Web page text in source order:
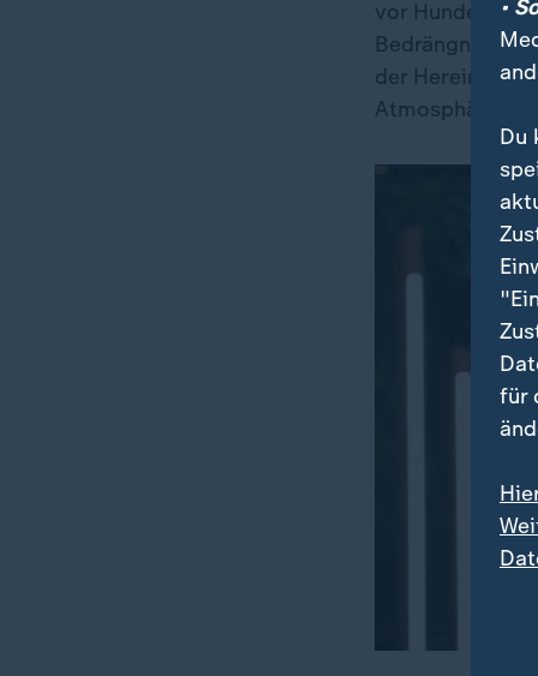
vor Hunden
Bedrängnis zu
der
Atmosphäre
•
Du
für